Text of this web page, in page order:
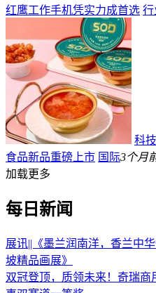
红鹰工作手机凭实力成首选 行
科
食品新品重磅上市 国际3个月
加载更多
每日新闻
展讯||《墨兰润南洋，香兰中
坡精品画展》
双冠登顶，质领未来！奇瑞